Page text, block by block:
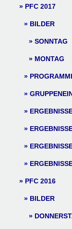
PFC 2017
BILDER
SONNTAG
MONTAG
PFC 2016
BILDER